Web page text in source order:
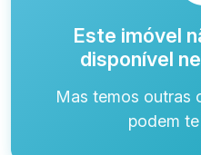
Este imóvel
disponível
Mas temos outras
podem